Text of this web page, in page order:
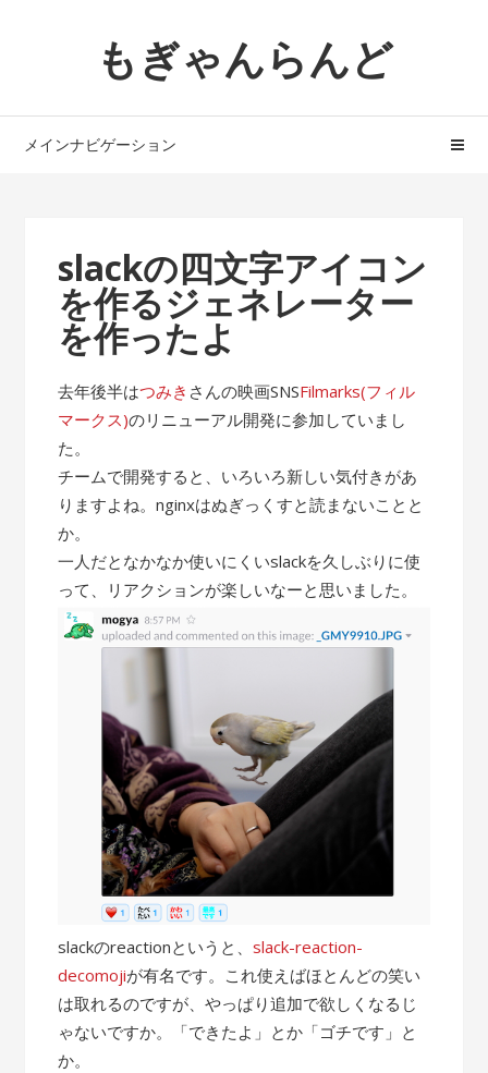
ョ
へ
もぎゃんらんど
メインナビゲーション
slackの四文字アイコン
を作るジェネレーター
を作ったよ
去年後半はつみき さんの映画SNSFilmarks(フィル
マークス)のリニューアル開発に参加していまし
た。
チームで開発すると、いろいろ新しい気付きがあ
りますよね。nginxはぬぎっくすと読まないことと
か。
一人だとなかなか使いにくいslackを久しぶりに使
って、リアクションが楽しいなーと思いました。
slackのreactionというと、slack-reaction-
decomojiが有名です。これ使えばほとんどの笑い
は取れるのですが、やっぱり追加で欲しくなるじ
ゃないですか。「できたよ」とか「ゴチです」と
か。